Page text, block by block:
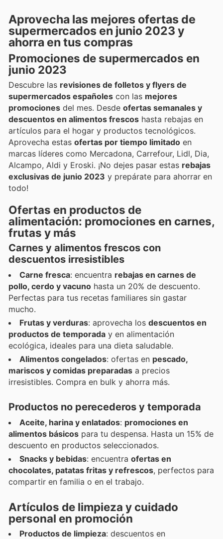
Aprovecha las mejores ofertas de
supermercados en junio 2023 y
ahorra en tus compras
Promociones de supermercados en
junio 2023
Descubre las revisiones de folletos y flyers de
supermercados españoles con las mejores
promociones del mes. Desde ofertas semanales y
descuentos en alimentos frescos hasta rebajas en
artículos para el hogar y productos tecnológicos.
Aprovecha estas ofertas por tiempo limitado en
marcas líderes como Mercadona, Carrefour, Lidl, Dia,
Alcampo, Aldi y Eroski. ¡No dejes pasar estas rebajas
exclusivas de junio 2023 y prepárate para ahorrar en
todo!
Ofertas en productos de
alimentación: promociones en carnes,
frutas y más
Carnes y alimentos frescos con
descuentos irresistibles
Carne fresca: encuentra rebajas en carnes de
pollo, cerdo y vacuno hasta un 20% de descuento.
Perfectas para tus recetas familiares sin gastar
mucho.
Frutas y verduras: aprovecha los descuentos en
productos de temporada y en alimentación
ecológica, ideales para una dieta saludable.
Alimentos congelados: ofertas en pescado,
mariscos y comidas preparadas a precios
irresistibles. Compra en bulk y ahorra más.
Productos no perecederos y temporada
Aceite, harina y enlatados: promociones en
alimentos básicos para tu despensa. Hasta un 15% de
descuento en productos seleccionados.
Snacks y bebidas: encuentra ofertas en
chocolates, patatas fritas y refrescos, perfectos para
compartir en familia o en el trabajo.
Artículos de limpieza y cuidado
personal en promoción
Productos de limpieza: descuentos en